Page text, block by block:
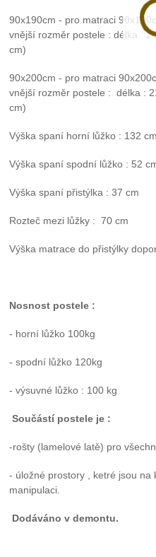
90x190cm - pro matraci
vnější rozměr postele : délka :
cm)
90x200cm - pro matraci
vnější rozměr postele : délka :
cm)
Výška spaní horní lůžko : 132 cm
Výška spaní spodní lůžko : 52
Výška spaní přistýlka : 37 cm
Rozteč mezi lůžky : 70 cm
Výška matrace do přistýlky
Nosnost postele :
- horní lůžko 100kg
- spodní lůžko 120kg
- výsuvné lůžko : 100 kg
Součástí postele je :
-rošty (lamelové latě) pro
- úložné prostory , ketré jsou na
manipulaci.
Dodáváno v demontu.